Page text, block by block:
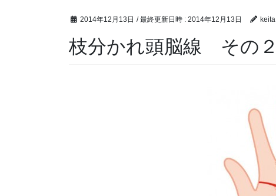
2014年12月13日 / 最終更新日時 : 2014年12月13日 keita
枝分かれ頭脳線 その２